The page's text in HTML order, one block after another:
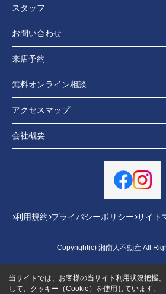
スタッフ
お問い合わせ
来店予約
無料オンライン相談
アクセスマップ
会社概要
利用規約 プライバシーポリシー サイト
Copyright(c) 湘南人不動産 All
当サイトでは、お客様の当サイト利用状況把握
して、クッキー（Cookie）を使用しています。